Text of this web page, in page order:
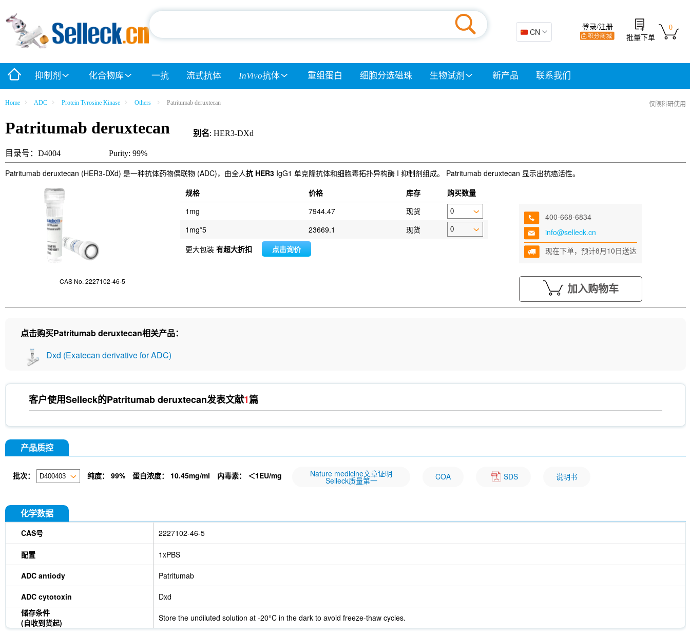
🇨🇳 CN
0
批量下单
登录/注册
抑制剂 化合物库 一抗 流式抗体 InVivo抗体 重组蛋白 细胞分选磁珠 生物试剂 新产品 联系我们
Home ADC Protein Tyrosine Kinase Others Patritumab deruxtecan 仅限科研使用
Patritumab deruxtecan 别名: HER3-DXd
目录号：D4004 Purity: 99%
Patritumab deruxtecan (HER3-DXd) 是一种抗体药物偶联物 (ADC)，由全人抗 HER3 IgG1 单克隆抗体和细胞毒拓扑异构酶 I 抑制剂组成。 Patritumab deruxtecan 显示出抗癌活性。
CAS No. 2227102-46-5
规格 价格 库存
购买数量
1mg
7944.47
现货
1mg*5
23669.1
现货
更大包装 有超大折扣 点击询价
400-668-6834
info@selleck.cn
现在下单，预计8月10日送达
加入购物车
点击购买Patritumab deruxtecan相关产品：
Dxd (Exatecan derivative for ADC)
客户使用Selleck的Patritumab deruxtecan发表文献1篇
产品质控
批次： 纯度： 99% 蛋白浓度： 10.45mg/ml 内毒素： ＜1EU/mg Nature medicine文章证明
Selleck质量第一 COA SDS 说明书
化学数据
CAS号 2227102-46-5
配置 1xPBS
ADC antiody Patritumab
ADC cytotoxin
Dxd
储存条件
(自收到货起)
Store the undiluted solution at -20°C in the dark to avoid freeze-thaw cycles.